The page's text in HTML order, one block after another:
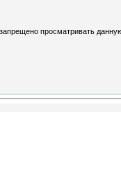
просматривать